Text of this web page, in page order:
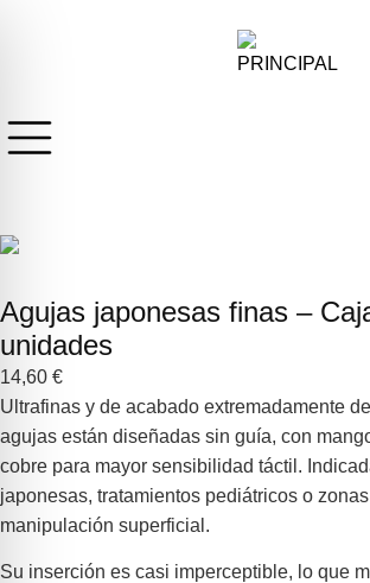
Agujas japonesas finas –
unidades
14,60 €
Ultrafinas y de acabado extremadamente
agujas están diseñadas sin guía, con
cobre para mayor sensibilidad táctil.
japonesas, tratamientos pediátricos o
manipulación superficial.
Su inserción es casi imperceptible, lo que